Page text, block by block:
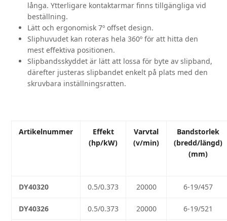
långa. Ytterligare kontaktarmar finns tillgängliga vid
beställning.
Lätt och ergonomisk 7º offset design.
Sliphuvudet kan roteras hela 360º för att hitta den
mest effektiva positionen.
Slipbandsskyddet är lätt att lossa för byte av slipband,
därefter justeras slipbandet enkelt på plats med den
skruvbara inställningsratten.
Artikelnummer
Effekt
(hp/kW)
Varvtal
(v/min)
Bandstorlek
(bredd/längd)
(mm)
DY40320 0.5/0.373 20000 6-19/457
DY40326 0.5/0.373 20000 6-19/521